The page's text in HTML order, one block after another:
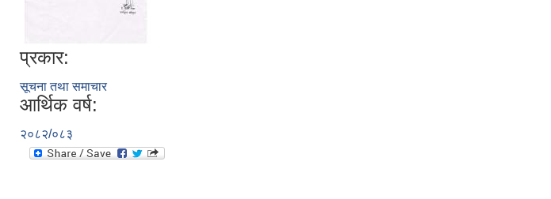
प्रकार:
सूचना तथा समाचार
आर्थिक वर्ष:
२०८२/०८३